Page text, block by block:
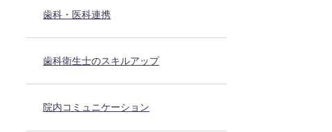
歯科・医科連携
歯科衛生士のスキルアップ
院内コミュニケーション